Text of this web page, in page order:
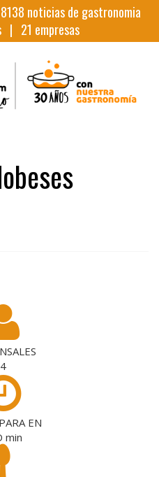
noticias de gastronomia
| 21 empresas
4
EN
min